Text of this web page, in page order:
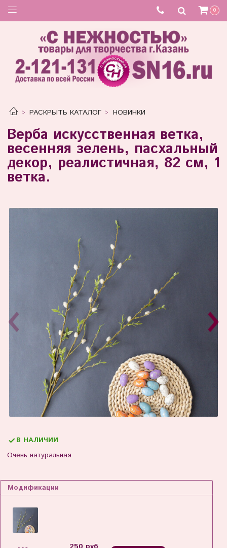
0
РАСКРЫТЬ КАТАЛОГ НОВИНКИ
Верба искусственная ветка,
весенняя зелень, пасхальный
декор, реалистичная, 82 см, 1
ветка.
Очень натуральная
В НАЛИЧИИ
Модификации